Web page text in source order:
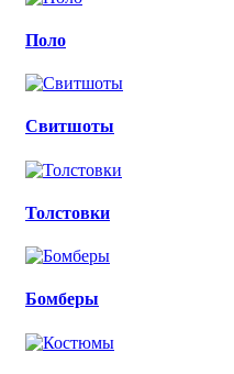
Поло
Свитшоты
Толстовки
Бомберы